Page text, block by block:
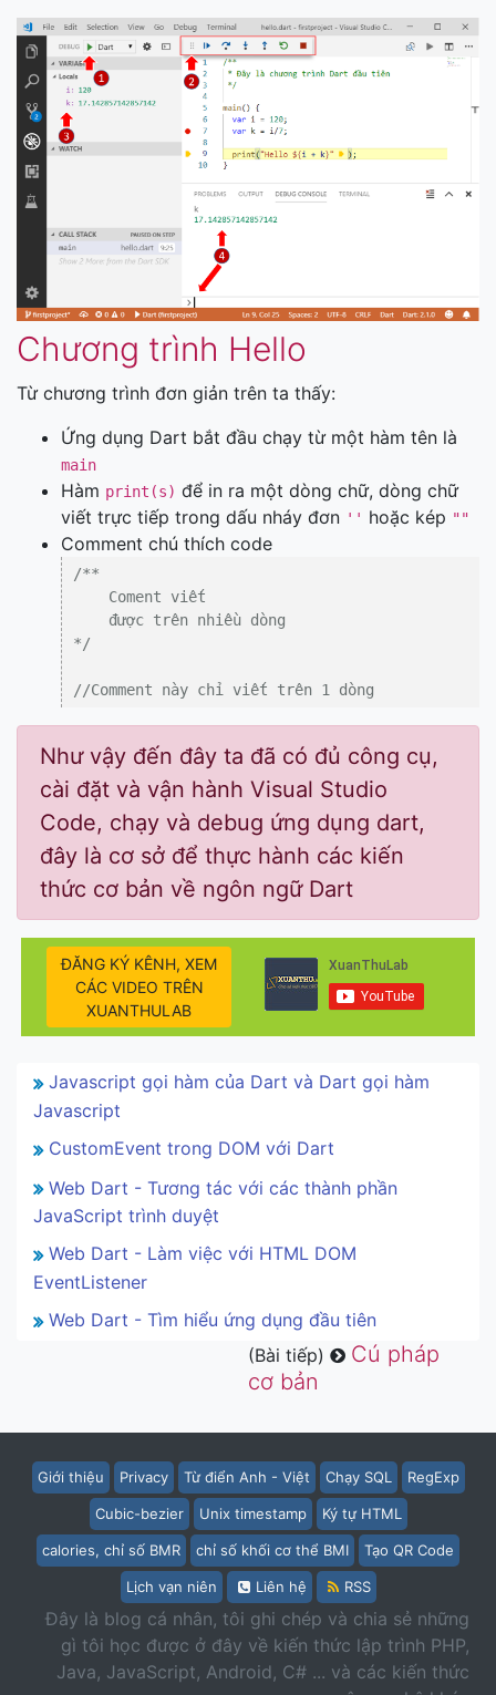
Chương trình Hello
Từ chương trình đơn giản trên ta thấy:
Ứng dụng Dart bắt đầu chạy từ một hàm tên là
main
Hàm print(s) để in ra một dòng chữ, dòng chữ
viết trực tiếp trong dấu nháy đơn '' hoặc kép ""
Comment chú thích code
/**
    Coment viết
    được trên nhiều dòng
*/
//Comment này chỉ viết trên 1 dòng
Như vậy đến đây ta đã có đủ công cụ,
cài đặt và vận hành Visual Studio
Code, chạy và debug ứng dụng dart,
đây là cơ sở để thực hành các kiến
thức cơ bản về ngôn ngữ Dart
ĐĂNG KÝ KÊNH, XEM
CÁC VIDEO TRÊN
XUANTHULAB
Javascript gọi hàm của Dart và Dart gọi hàm
Javascript
CustomEvent trong DOM với Dart
Web Dart - Tương tác với các thành phần
JavaScript trình duyệt
Web Dart - Làm việc với HTML DOM
EventListener
Web Dart - Tìm hiểu ứng dụng đầu tiên
(Bài tiếp)
Cú pháp
cơ bản
Giới thiệu Privacy Từ điển Anh - Việt Chạy SQL RegExp
Cubic-bezier Unix timestamp Ký tự HTML
calories, chỉ số BMR chỉ số khối cơ thể BMI Tạo QR Code
Lịch vạn niên Liên hệ RSS
Đây là blog cá nhân, tôi ghi chép và chia sẻ những
gì tôi học được ở đây về kiến thức lập trình PHP,
Java, JavaScript, Android, C# ... và các kiến thức